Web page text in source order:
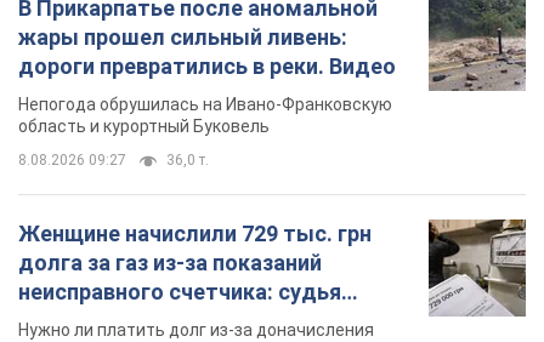
В Прикарпатье после аномальной
жары прошел сильный ливень:
дороги превратились в реки. Видео
Непогода обрушилась на Ивано-Франковскую
область и курортный Буковель
8.08.2026 09:27 36,0 т.
Женщине начислили 729 тыс. грн
долга за газ из-за показаний
неисправного счетчика: судья
вынес неожиданное решение
Нужно ли платить долг из-за доначисления